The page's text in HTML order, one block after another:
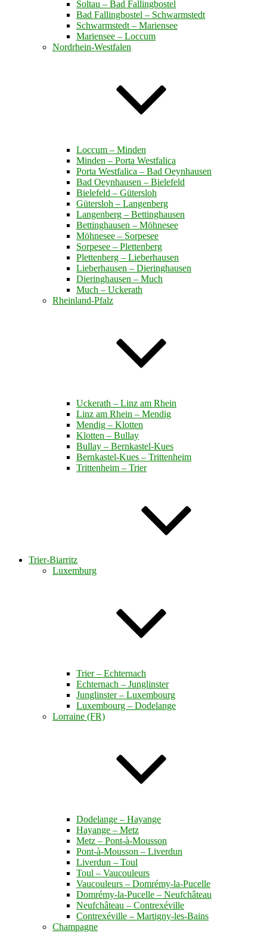
Soltau – Bad Fallingbostel
Bad Fallingbostel – Schwarmstedt
Schwarmstedt – Mariensee
Mariensee – Loccum
Nordrhein-Westfalen
Loccum – Minden
Minden – Porta Westfalica
Porta Westfalica – Bad Oeynhausen
Bad Oeynhausen – Bielefeld
Bielefeld – Gütersloh
Gütersloh – Langenberg
Langenberg – Bettinghausen
Bettinghausen – Möhnesee
Möhnesee – Sorpesee
Sorpesee – Plettenberg
Plettenberg – Lieberhausen
Lieberhausen – Dieringhausen
Dieringhausen – Much
Much – Uckerath
Rheinland-Pfalz
Uckerath – Linz am Rhein
Linz am Rhein – Mendig
Mendig – Klotten
Klotten – Bullay
Bullay – Bernkastel-Kues
Bernkastel-Kues – Trittenheim
Trittenheim – Trier
Trier-Biarritz
Luxemburg
Trier – Echternach
Echternach – Junglinster
Junglinster – Luxembourg
Luxembourg – Dodelange
Lorraine (FR)
Dodelange – Hayange
Hayange – Metz
Metz – Pont-à-Mousson
Pont-à-Mousson – Liverdun
Liverdun – Toul
Toul – Vaucouleurs
Vaucouleurs – Domrémy-la-Pucelle
Domrémy-la-Pucelle – Neufchâteau
Neufchâteau – Contrexéville
Contrexéville – Martigny-les-Bains
Champagne